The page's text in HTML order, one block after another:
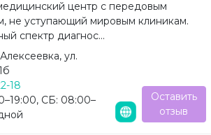
центр с передовым
не уступающий мировым клиникам.
спектр диагнос...
ул.
18
СБ: 08:00–
Оставить
отзыв